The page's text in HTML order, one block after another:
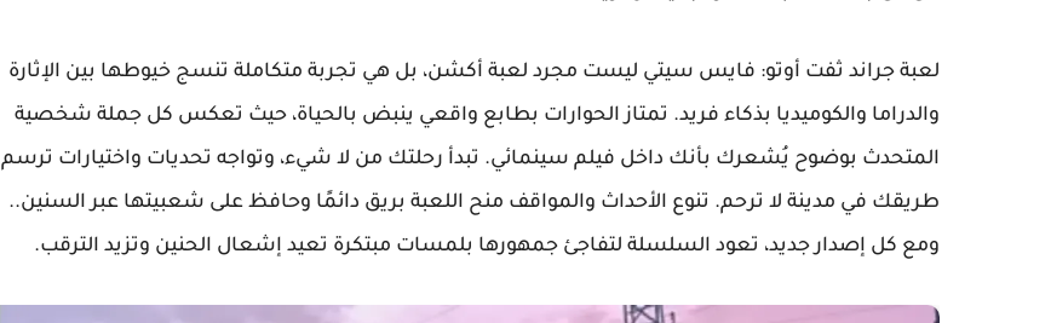
لعبة جراند ثفت أوتو: فايس سيتي ليست مجرد لعبة أكشن، بل هي تجربة متكاملة تنسج خيوطها بين الإثارة
والدراما والكوميديا بذكاء فريد. تمتاز الحوارات بطابع واقعي ينبض بالحياة، حيث تعكس كل جملة شخصية
المتحدث بوضوح يُشعرك بأنك داخل فيلم سينمائي. تبدأ رحلتك من لا شيء، وتواجه تحديات واختيارات ترسم
طريقك في مدينة لا ترحم. تنوع الأحداث والمواقف منح اللعبة بريق دائمًا وحافظ على شعبيتها عبر السنين..
ومع كل إصدار جديد، تعود السلسلة لتفاجئ جمهورها بلمسات مبتكرة تعيد إشعال الحنين وتزيد الترقب.